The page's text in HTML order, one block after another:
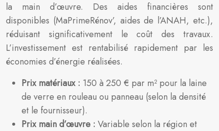
la main d’œuvre. Des aides financières sont
disponibles (MaPrimeRénov’, aides de l’ANAH, etc.),
réduisant significativement le coût des travaux.
L’investissement est rentabilisé rapidement par les
économies d’énergie réalisées.
Prix matériaux : 150 à 250 € par m² pour la laine
de verre en rouleau ou panneau (selon la densité
et le fournisseur).
Prix main d’œuvre : Variable selon la région et